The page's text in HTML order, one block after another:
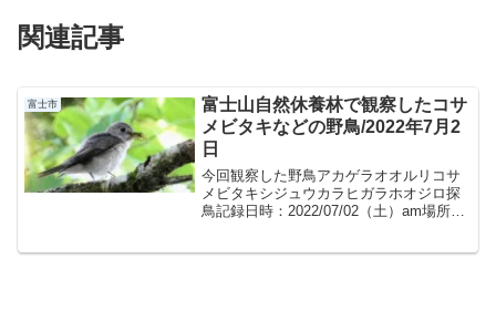
関連記事
富士市
富士山自然休養林で観察したコサ
メビタキなどの野鳥/2022年7月2
日
今回観察した野鳥アカゲラオオルリコサ
メビタキシジュウカラヒガラホオジロ探
鳥記録日時：2022/07/02（土）am場所：